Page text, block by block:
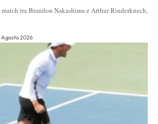
tra Brandon Nakashima e Arthur Rinderknech,
Agosto 2026